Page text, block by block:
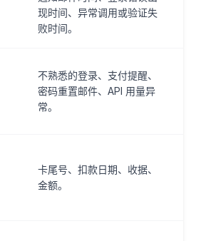
现时间、异常调用或验证失
败时间。
不熟悉的登录、支付提醒、
密码重置邮件、API 用量异
常。
卡尾号、扣款日期、收据、
金额。